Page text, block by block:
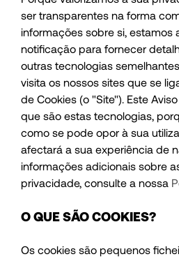
ser transparentes na forma
informações sobre si, estamos
notificação para fornecer
outras tecnologias
visita os nossos sites que se
de Cookies (o "Site"). Este
que são estas tecnologias,
como se pode opor à sua
afectará a sua experiência de
informações adicionais sobre
privacidade, consulte a nossa
O QUE SÃO COOKIES?
Os cookies são pequenos